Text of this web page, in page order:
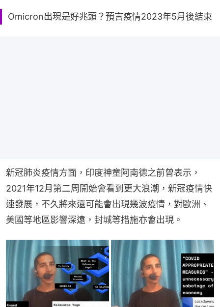
Omicron出現是好兆頭？預言疫情2023年5月後結束
新冠肺炎疫情方面，印度神童阿南德之前曾表示，
2021年12月第二周開始會看到更大浪潮，新冠疫情快
速發展，不久將來還可能會出現幾波疫情，對歐洲、
美國等地區影響深遠，封城等措施亦會出現。